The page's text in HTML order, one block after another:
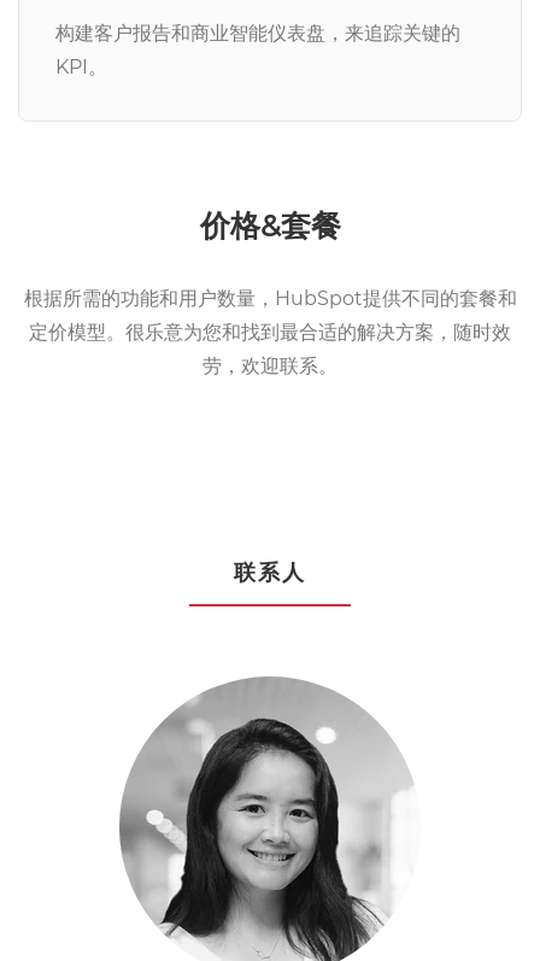
构建客户报告和商业智能仪表盘，来追踪关键的
KPI。
价格&套餐
根据所需的功能和用户数量，HubSpot提供不同的套餐和
定价模型。很乐意为您和找到最合适的解决方案，随时效
劳，欢迎联系。
联系人